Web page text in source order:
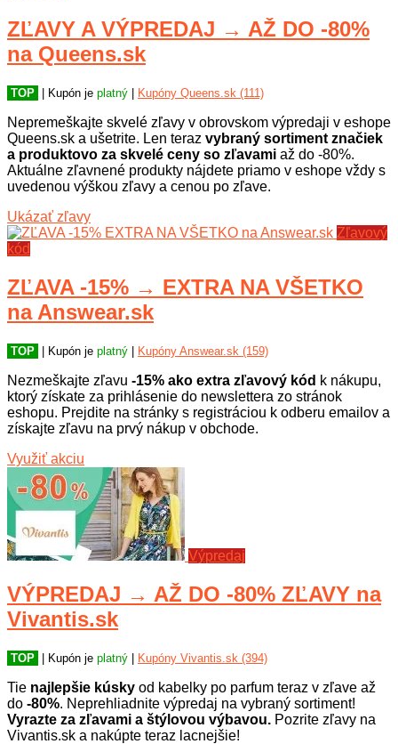
ZĽAVY A VÝPREDAJ → AŽ DO -80%
na Queens.sk
TOP | Kupón je platný Kupóny Queens.sk (111)
Nepremeškajte skvelé zľavy v obrovskom výpredaji v eshope
Queens.sk a ušetrite. Len teraz vybraný sortiment značiek
a produktovo za skvelé ceny so zľavami až do -80%.
Aktuálne zľavnené produkty nájdete priamo v eshope vždy s
uvedenou výškou zľavy a cenou po zľave.
Ukázať zľavy
Zľavový
kód
ZĽAVA -15% → EXTRA NA VŠETKO
na Answear.sk
TOP | Kupón je platný Kupóny Answear.sk (159)
Nezmeškajte zľavu -15% ako extra zľavový kód k nákupu,
ktorý získate za prihlásenie do newslettera zo stránok
eshopu. Prejdite na stránky s registráciou k odberu emailov a
získajte zľavu na prvý nákup v obchode.
Využiť akciu
Výpredaj
VÝPREDAJ → AŽ DO -80% ZĽAVY na
Vivantis.sk
TOP | Kupón je platný | Kupóny Vivantis.sk (394)
Tie najlepšie kúsky od kabelky po parfum teraz v zľave až
do -80%. Neprehliadnite výpredaj na vybraný sortiment!
Vyrazte za zľavami a štýlovou výbavou. Pozrite zľavy na
Vivantis.sk a nakúpte teraz lacnejšie!